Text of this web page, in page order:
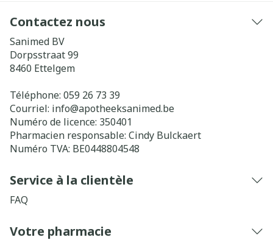
Contactez nous
Sanimed BV
Dorpsstraat 99
8460 Ettelgem
Téléphone: 059 26 73 39
Courriel: info@apotheeksanimed.be
Numéro de licence: 350401
Pharmacien responsable: Cindy Bulckaert
Numéro TVA: BE0448804548
Service à la clientèle
FAQ
Votre pharmacie